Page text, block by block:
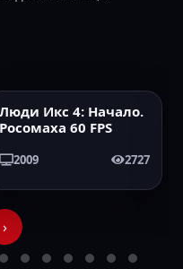
2009 60FPS
Люди Икс 4: Начало.
Росомаха 60 FPS
2009 2727
›